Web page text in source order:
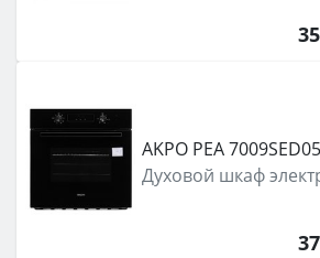
AKPO PEA
Духовой шкаф